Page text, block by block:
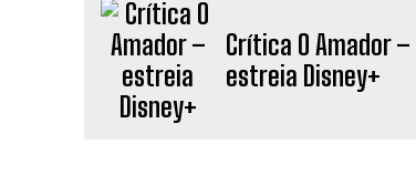
Crítica O Amador –
estreia Disney+